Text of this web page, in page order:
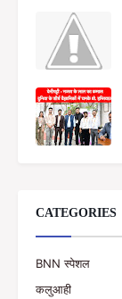
CATEGORIES
BNN स्पेशल
कलुआही